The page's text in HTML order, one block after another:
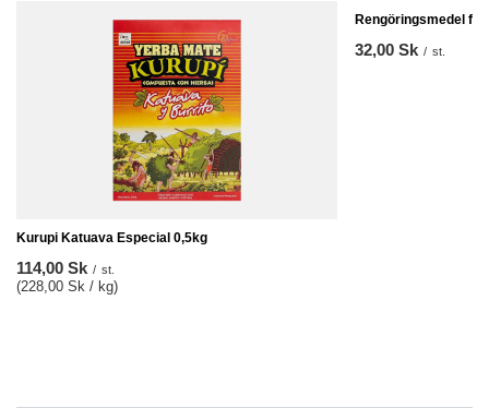
Kurupi Katuava Especial 0,5kg
114,00 Sk / st.
(228,00 Sk / kg)
Rengöringsmedel
32,00 Sk / st.